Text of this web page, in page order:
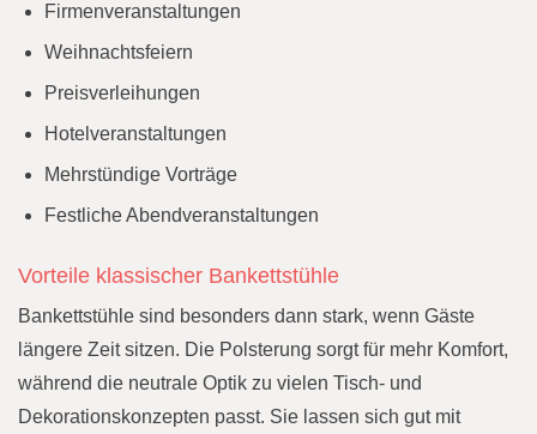
Firmenveranstaltungen
Weihnachtsfeiern
Preisverleihungen
Hotelveranstaltungen
Mehrstündige Vorträge
Festliche Abendveranstaltungen
Vorteile klassischer Bankettstühle
Bankettstühle sind besonders dann stark, wenn Gäste
längere Zeit sitzen. Die Polsterung sorgt für mehr Komfort,
während die neutrale Optik zu vielen Tisch- und
Dekorationskonzepten passt. Sie lassen sich gut mit